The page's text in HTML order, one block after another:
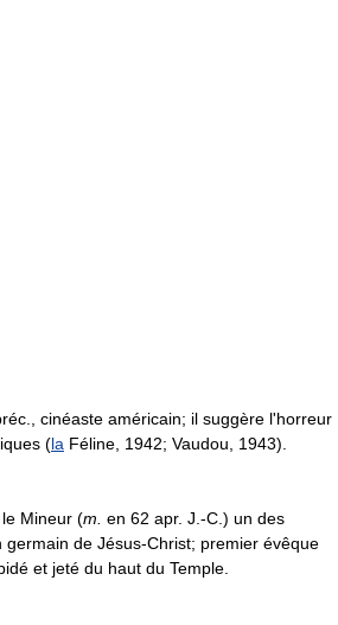
cinéaste américain; il suggère l'horreur
(la Féline, 1942; Vaudou, 1943).
Mineur (m. en 62 apr. J.-C.) un des
germain de Jésus-Christ; premier évêque
et jeté du haut du Temple.